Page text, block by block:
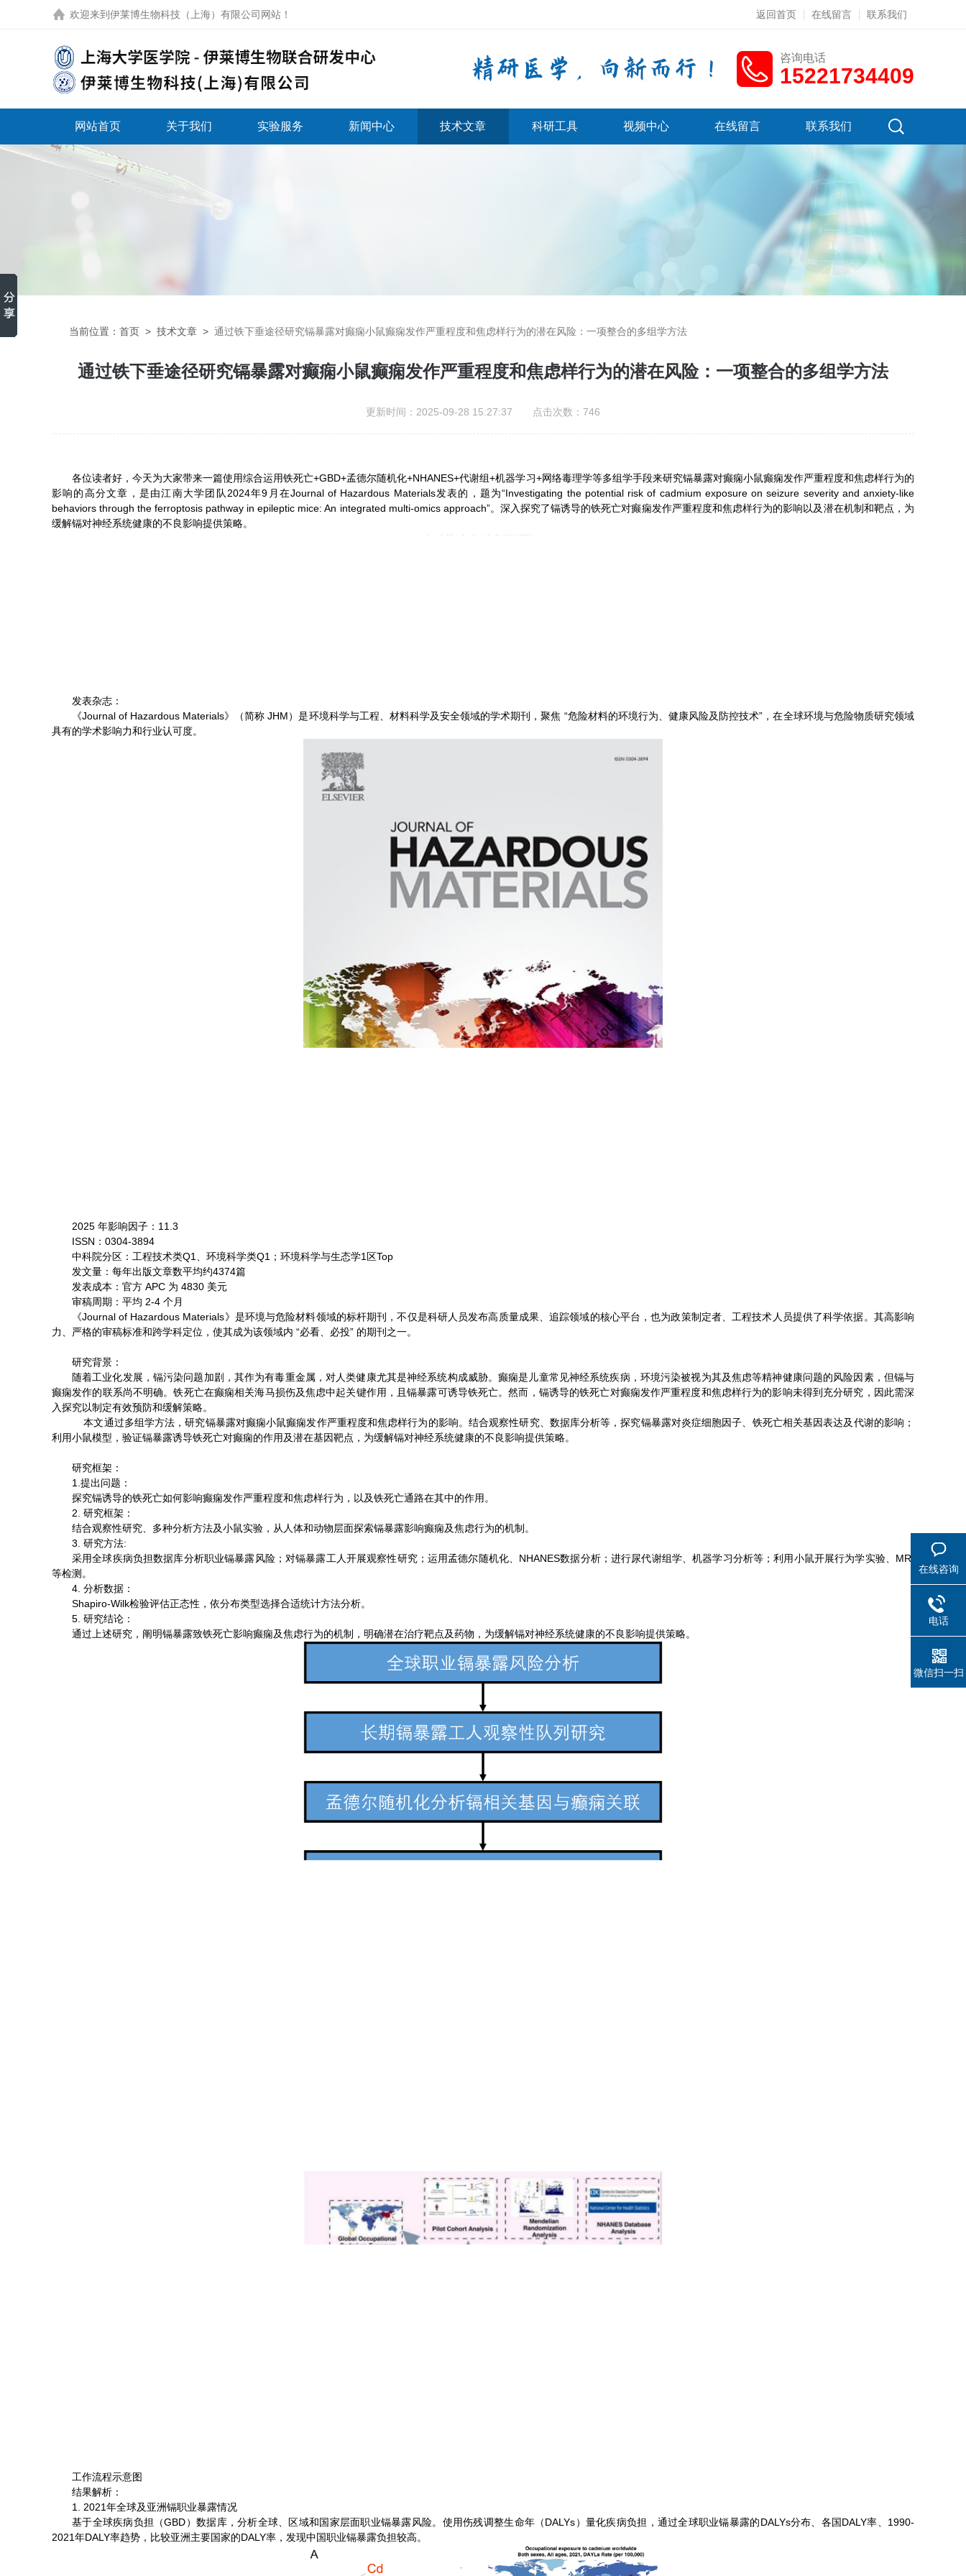
欢迎来到 伊莱博生物科技（上海）有限公司网站 ！ 返回首页 在线留言 联系我们
咨询电话
15221734409
网站首页 关于我们 实验服务 新闻中心 技术文章 科研工具 视频中心 在线留言 联系我们
当前位置： 首页 > 技术文章 > 通过铁下垂途径研究镉暴露对癫痫小鼠癫痫发作严重程度和焦虑样行为的潜在风险：一项整合的多组学方法
通过铁下垂途径研究镉暴露对癫痫小鼠癫痫发作严重程度和焦虑样行为的潜在风险：一项整合的多组学方法
更新时间：2025-09-28 15:27:37 点击次数：746
各位读者好，今天为大家带来一篇使用综合运用铁死亡+GBD+孟德尔随机化+NHANES+代谢组+机器学习+网络毒理学等多组学手段来研究镉暴露对癫痫小鼠癫痫发作严重程度和焦虑样行为的
影响的高分文章，是由江南大学团队2024年9月在Journal of Hazardous Materials发表的，题为“Investigating the potential risk of cadmium exposure on seizure severity and anxiety-like
behaviors through the ferroptosis pathway in epileptic mice: An integrated multi-omics approach”。深入探究了镉诱导的铁死亡对癫痫发作严重程度和焦虑样行为的影响以及潜在机制和靶点，为
缓解镉对神经系统健康的不良影响提供策略。
发表杂志：
《Journal of Hazardous Materials》（简称 JHM）是环境科学与工程、材料科学及安全领域的学术期刊，聚焦 “危险材料的环境行为、健康风险及防控技术”，在全球环境与危险物质研究领域
具有的学术影响力和行业认可度。
2025 年影响因子：11.3
ISSN：0304-3894
中科院分区：工程技术类Q1、环境科学类Q1；环境科学与生态学1区Top
发文量：每年出版文章数平均约4374篇
发表成本：官方 APC 为 4830 美元
审稿周期：平均 2-4 个月
《Journal of Hazardous Materials》是环境与危险材料领域的标杆期刊，不仅是科研人员发布高质量成果、追踪领域的核心平台，也为政策制定者、工程技术人员提供了科学依据。其高影响
力、严格的审稿标准和跨学科定位，使其成为该领域内 “必看、必投” 的期刊之一。
研究背景：
随着工业化发展，镉污染问题加剧，其作为有毒重金属，对人类健康尤其是神经系统构成威胁。癫痫是儿童常见神经系统疾病，环境污染被视为其及焦虑等精神健康问题的风险因素，但镉与
癫痫发作的联系尚不明确。铁死亡在癫痫相关海马损伤及焦虑中起关键作用，且镉暴露可诱导铁死亡。然而，镉诱导的铁死亡对癫痫发作严重程度和焦虑样行为的影响未得到充分研究，因此需深
入探究以制定有效预防和缓解策略。
本文通过多组学方法，研究镉暴露对癫痫小鼠癫痫发作严重程度和焦虑样行为的影响。结合观察性研究、数据库分析等，探究镉暴露对炎症细胞因子、铁死亡相关基因表达及代谢的影响；
利用小鼠模型，验证镉暴露诱导铁死亡对癫痫的作用及潜在基因靶点，为缓解镉对神经系统健康的不良影响提供策略。
研究框架：
1.提出问题：
探究镉诱导的铁死亡如何影响癫痫发作严重程度和焦虑样行为，以及铁死亡通路在其中的作用。
2. 研究框架：
结合观察性研究、多种分析方法及小鼠实验，从人体和动物层面探索镉暴露影响癫痫及焦虑行为的机制。
3. 研究方法:
采用全球疾病负担数据库分析职业镉暴露风险；对镉暴露工人开展观察性研究；运用孟德尔随机化、NHANES数据分析；进行尿代谢组学、机器学习分析等；利用小鼠开展行为学实验、MRI
等检测。
4. 分析数据：
Shapiro-Wilk检验评估正态性，依分布类型选择合适统计方法分析。
5. 研究结论：
通过上述研究，阐明镉暴露致铁死亡影响癫痫及焦虑行为的机制，明确潜在治疗靶点及药物，为缓解镉对神经系统健康的不良影响提供策略。
工作流程示意图
结果解析：
1. 2021年全球及亚洲镉职业暴露情况
基于全球疾病负担（GBD）数据库，分析全球、区域和国家层面职业镉暴露风险。使用伤残调整生命年（DALYs）量化疾病负担，通过全球职业镉暴露的DALYs分布、各国DALY率、1990-
2021年DALY率趋势，比较亚洲主要国家的DALY率，发现中国职业镉暴露负担较高。
在线咨询
电话
微信扫一扫